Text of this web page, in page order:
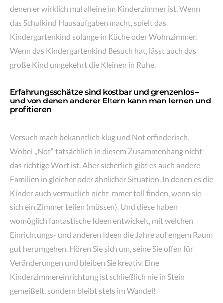
denen er wirklich mal alleine im Kinderzimmer ist. Wenn
das Schulkind Hausaufgaben macht, spielt das
Kindergartenkind solange in Küche oder Wohnzimmer.
Wenn das Kindergartenkind Besuch hat, lässt auch das
große Kind umgekehrt die Kleinen in Ruhe.
Erfahrungsschätze sind kostbar und grenzenlos –
und von denen anderer Eltern kann man lernen und
profitieren
Versuch mach bekanntlich klug und Not erfinderisch.
Wobei „Not“ tatsächlich in diesem Zusammenhang nicht
das richtige Wort ist. Aber sicherlich gibt es auch andere
Familien in gleicher oder ähnlicher Situation. In denen es die
Kinder auch vermutlich nicht immer toll finden, wenn sie
sich ein Zimmer teilen (müssen). Und diese haben
womöglich fantastische Ideen entwickelt, mit welchen
Einrichtungs- und anderen Ideen die Jahre auf engem Raum
gut herumgehen. Hören Sie sich um, seine Sie offen für
Veränderungen und bleiben Sie kreativ. Eine
Kinderzimmereinrichtung ist schließlich nie in Stein
gemeißelt, sondern bleibt stets im Wandel!